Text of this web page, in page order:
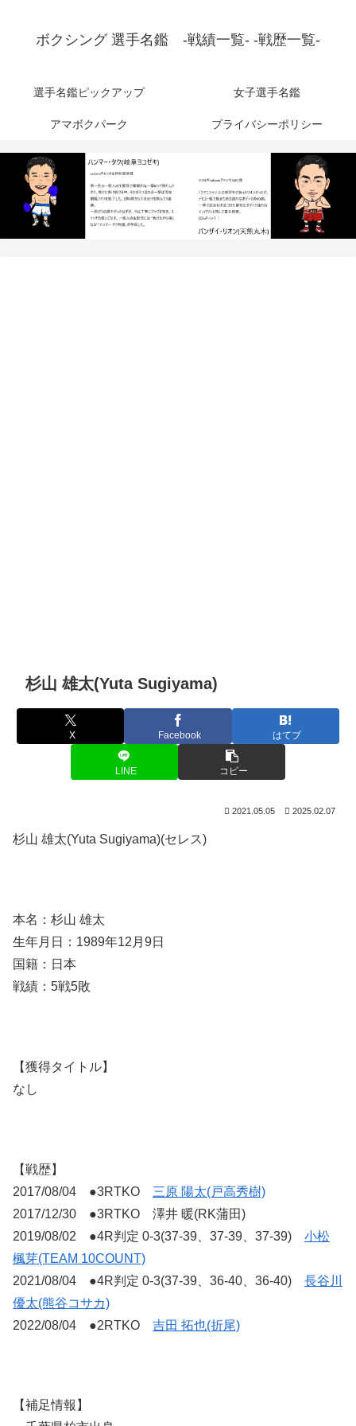
ボクシング 選手名鑑 -戦績一覧- -戦歴一覧-
選手名鑑ピックアップ 女子選手名鑑
アマボクパーク プライバシーポリシー
杉山 雄太(Yuta Sugiyama)
X Facebook はてブ
LINE コピー
2021.05.05 2025.02.07
杉山 雄太(Yuta Sugiyama)(セレス)
本名：杉山 雄太
生年月日：1989年12月9日
国籍：日本
戦績：5戦5敗
【獲得タイトル】
なし
【戦歴】
2017/08/04 ●3RTKO 三原 陽太(戸高秀樹)
2017/12/30 ●3RTKO 澤井 暖(RK蒲田)
2019/08/02 ●4R判定 0-3(37-39、37-39、37-39) 小松
楓芽(TEAM 10COUNT)
2021/08/04 ●4R判定 0-3(37-39、36-40、36-40) 長谷川
優太(熊谷コサカ)
2022/08/04 ●2RTKO 吉田 拓也(折尾)
【補足情報】